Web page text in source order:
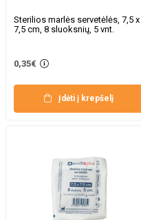
Sterilios marlės servetėlės, 7,5 x
7,5 cm, 8 sluoksnių, 5 vnt.
0,35€
Įdėti į krepšelį